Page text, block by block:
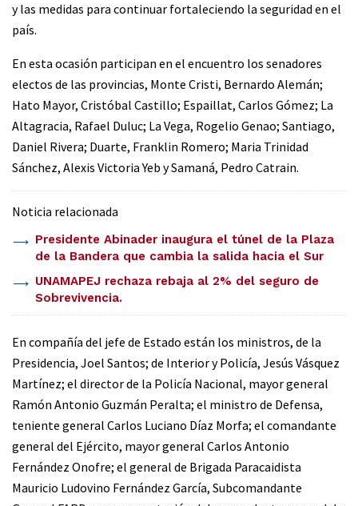
y las medidas para continuar fortaleciendo la seguridad en el
país.
En esta ocasión participan en el encuentro los senadores
electos de las provincias, Monte Cristi, Bernardo Alemán;
Hato Mayor, Cristóbal Castillo; Espaillat, Carlos Gómez; La
Altagracia, Rafael Duluc; La Vega, Rogelio Genao; Santiago,
Daniel Rivera; Duarte, Franklin Romero; Maria Trinidad
Sánchez, Alexis Victoria Yeb y Samaná, Pedro Catrain.
Noticia relacionada
Presidente Abinader inaugura el túnel de la Plaza
de la Bandera que cambia la salida hacia el Sur
UNAMAPEJ rechaza rebaja al 2% del seguro de
Sobrevivencia.
En compañía del jefe de Estado están los ministros, de la
Presidencia, Joel Santos; de Interior y Policía, Jesús Vásquez
Martínez; el director de la Policía Nacional, mayor general
Ramón Antonio Guzmán Peralta; el ministro de Defensa,
teniente general Carlos Luciano Díaz Morfa; el comandante
general del Ejército, mayor general Carlos Antonio
Fernández Onofre; el general de Brigada Paracaidista
Mauricio Ludovino Fernández García, Subcomandante